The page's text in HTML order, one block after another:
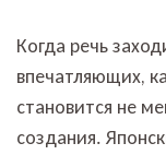
Когда речь
впечатляющих,
становится не
создания.